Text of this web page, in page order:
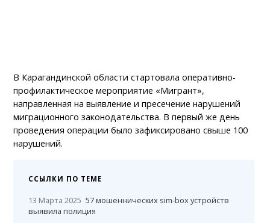
В Карагандинской области стартовала оперативно-
профилактическое мероприятие «Мигрант»,
направленная на выявление и пресечение нарушений
миграционного законодательства. В первый же день
проведения операции было зафиксировано свыше 100
нарушений.
ССЫЛКИ ПО ТЕМЕ
13 Марта 2025 57 мошеннических sim-box устройств
выявила полиция